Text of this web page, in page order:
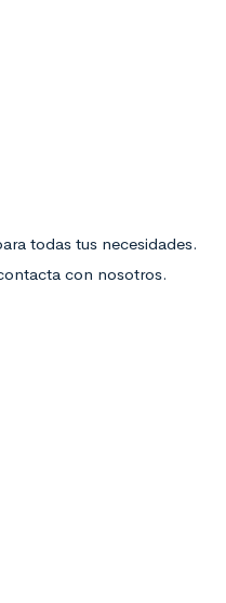
todas tus necesidades.
con nosotros.